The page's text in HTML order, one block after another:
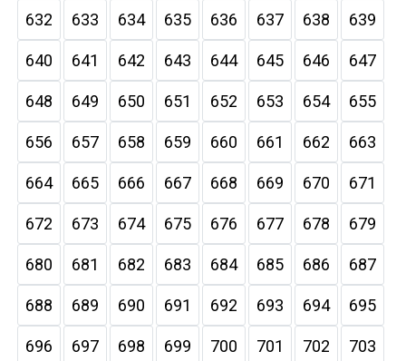
632 633 634 635 636 637 638 639
640 641 642 643 644 645 646 647
648 649 650 651 652 653 654 655
656 657 658 659 660 661 662 663
664 665 666 667 668 669 670 671
672 673 674 675 676 677 678 679
680 681 682 683 684 685 686 687
688 689 690 691 692 693 694 695
696 697 698 699 700 701 702 703